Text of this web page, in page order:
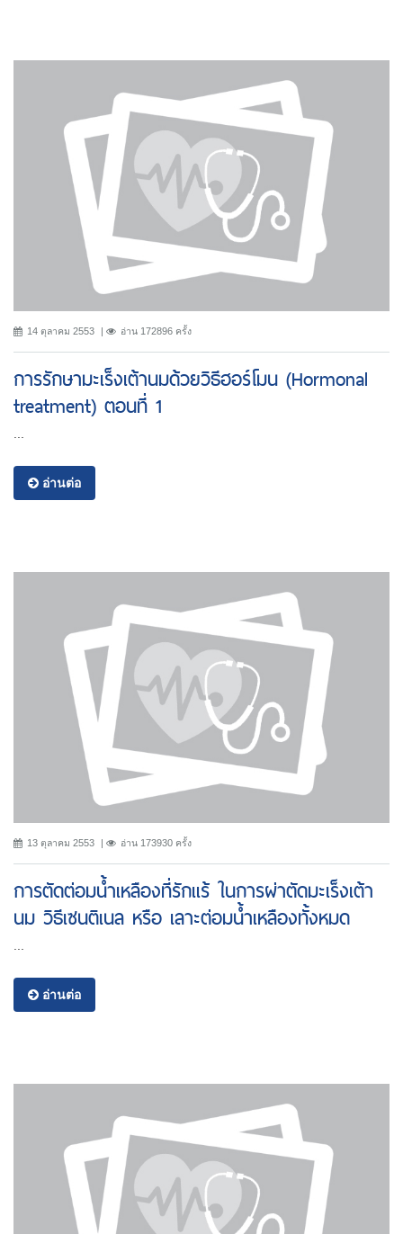
14 ตุลาคม 2553 อ่าน 172896 ครั้ง
การรักษามะเร็งเต้านมด้วยวิธีฮอร์โมน (Hormonal
treatment) ตอนที่ 1
อ่านต่อ
13 ตุลาคม 2553 อ่าน 173930 ครั้ง
การตัดต่อมน้ำเหลืองที่รักแร้ ในการผ่าตัดมะเร็งเต้า
นม วิธีเซนติเนล หรือ เลาะต่อมน้ำเหลืองทั้งหมด
อ่านต่อ